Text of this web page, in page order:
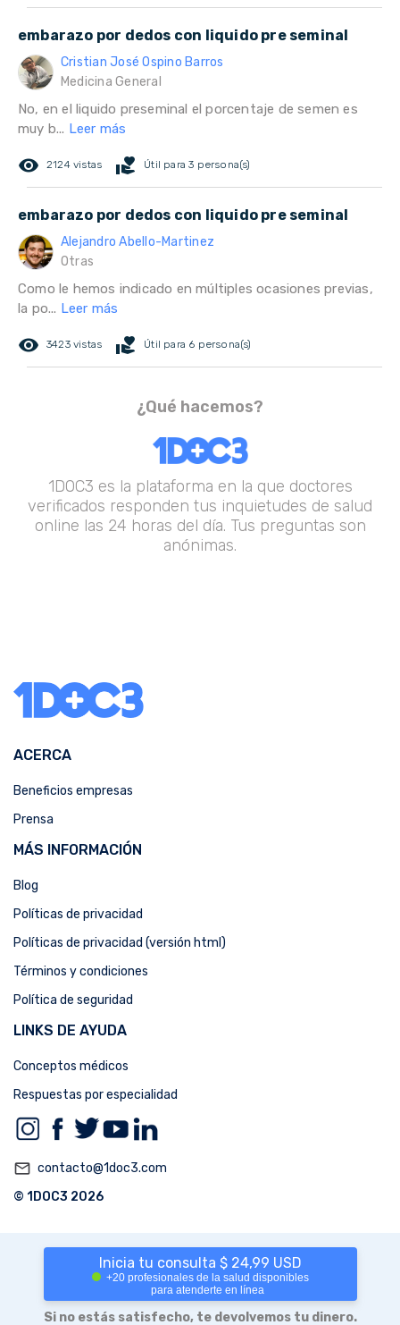
embarazo por dedos con liquido pre seminal
Cristian José Ospino Barros
Medicina General
No, en el liquido preseminal el porcentaje de semen es
muy b... Leer más
remove_red_eye 2124 vistas volunteer_activism Útil para 3 persona(s)
embarazo por dedos con liquido pre seminal
Alejandro Abello-Martinez
Otras
Como le hemos indicado en múltiples ocasiones previas,
la po... Leer más
remove_red_eye 3423 vistas volunteer_activism Útil para 6 persona(s)
¿Qué hacemos?
1DOC3 es la plataforma en la que doctores
verificados responden tus inquietudes de salud
online las 24 horas del día. Tus preguntas son
anónimas.
Inicia tu consulta $ 24,99 USD
+20 profesionales de la salud disponibles
para atenderte en línea
Si no estás satisfecho, te devolvemos tu dinero.
ACERCA
Beneficios empresas
Prensa
MÁS INFORMACIÓN
Blog
Políticas de privacidad
Políticas de privacidad (versión html)
Términos y condiciones
Política de seguridad
LINKS DE AYUDA
Conceptos médicos
Respuestas por especialidad
mail_outline contacto@1doc3.com
© 1DOC3 2026